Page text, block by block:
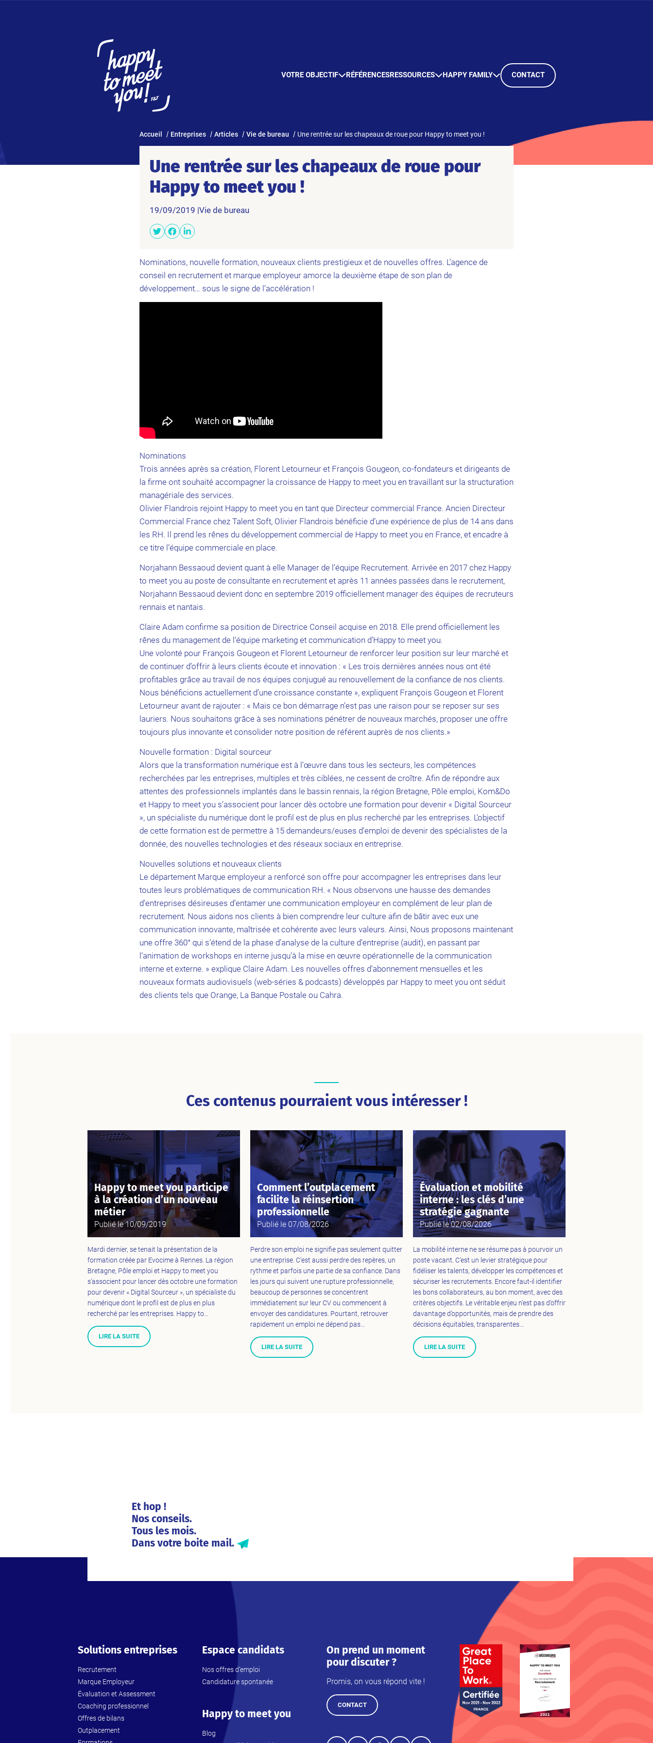
VOTRE OBJECTIF RÉFÉRENCESRESSOURCES HAPPY FAMILY CONTACT
Accueil Entreprises Articles Vie de bureau Une rentrée sur les chapeaux de roue pour Happy to meet you !
Une rentrée sur les chapeaux de roue pour
Happy to meet you !
19/09/2019 |Vie de bureau
Nominations, nouvelle formation, nouveaux clients prestigieux et de nouvelles offres. L’agence de
conseil en recrutement et marque employeur amorce la deuxième étape de son plan de
développement… sous le signe de l’accélération !
Nominations
Trois années après sa création, Florent Letourneur et François Gougeon, co-fondateurs et dirigeants de
la firme ont souhaité accompagner la croissance de Happy to meet you en travaillant sur la structuration
managériale des services.
Olivier Flandrois rejoint Happy to meet you en tant que Directeur commercial France. Ancien Directeur
Commercial France chez Talent Soft, Olivier Flandrois bénéficie d’une expérience de plus de 14 ans dans
les RH. Il prend les rênes du développement commercial de Happy to meet you en France, et encadre à
ce titre l’équipe commerciale en place.
Norjahann Bessaoud devient quant à elle Manager de l’équipe Recrutement. Arrivée en 2017 chez Happy
to meet you au poste de consultante en recrutement et après 11 années passées dans le recrutement,
Norjahann Bessaoud devient donc en septembre 2019 officiellement manager des équipes de recruteurs
rennais et nantais.
Claire Adam confirme sa position de Directrice Conseil acquise en 2018. Elle prend officiellement les
rênes du management de l’équipe marketing et communication d’Happy to meet you.
Une volonté pour François Gougeon et Florent Letourneur de renforcer leur position sur leur marché et
de continuer d’offrir à leurs clients écoute et innovation : « Les trois dernières années nous ont été
profitables grâce au travail de nos équipes conjugué au renouvellement de la confiance de nos clients.
Nous bénéficions actuellement d’une croissance constante », expliquent François Gougeon et Florent
Letourneur avant de rajouter : « Mais ce bon démarrage n’est pas une raison pour se reposer sur ses
lauriers. Nous souhaitons grâce à ses nominations pénétrer de nouveaux marchés, proposer une offre
toujours plus innovante et consolider notre position de référent auprès de nos clients.»
Nouvelle formation : Digital sourceur
Alors que la transformation numérique est à l’œuvre dans tous les secteurs, les compétences
recherchées par les entreprises, multiples et très ciblées, ne cessent de croître. Afin de répondre aux
attentes des professionnels implantés dans le bassin rennais, la région Bretagne, Pôle emploi, Kom&Do
et Happy to meet you s’associent pour lancer dès octobre une formation pour devenir « Digital Sourceur
», un spécialiste du numérique dont le profil est de plus en plus recherché par les entreprises. L’objectif
de cette formation est de permettre à 15 demandeurs/euses d’emploi de devenir des spécialistes de la
donnée, des nouvelles technologies et des réseaux sociaux en entreprise.
Nouvelles solutions et nouveaux clients
Le département Marque employeur a renforcé son offre pour accompagner les entreprises dans leur
toutes leurs problématiques de communication RH. « Nous observons une hausse des demandes
d’entreprises désireuses d’entamer une communication employeur en complément de leur plan de
recrutement. Nous aidons nos clients à bien comprendre leur culture afin de bâtir avec eux une
communication innovante, maîtrisée et cohérente avec leurs valeurs. Ainsi, Nous proposons maintenant
une offre 360° qui s’étend de la phase d’analyse de la culture d’entreprise (audit), en passant par
l’animation de workshops en interne jusqu’à la mise en œuvre opérationnelle de la communication
interne et externe. » explique Claire Adam. Les nouvelles offres d’abonnement mensuelles et les
nouveaux formats audiovisuels (web-séries & podcasts) développés par Happy to meet you ont séduit
des clients tels que Orange, La Banque Postale ou Cahra.
Ces contenus pourraient vous intéresser !
Happy to meet you participe
à la création d’un nouveau
métier
Publié le10/09/2019
Mardi dernier, se tenait la présentation de la
formation créée par Evocime à Rennes. La région
Bretagne, Pôle emploi et Happy to meet you
s’associent pour lancer dès octobre une formation
pour devenir « Digital Sourceur », un spécialiste du
numérique dont le profil est de plus en plus
recherché par les entreprises. Happy to…
LIRE LA SUITE
Comment l’outplacement
facilite la réinsertion
professionnelle
Publié le 07/08/2026
Perdre son emploi ne signifie pas seulement quitter
une entreprise. C’est aussi perdre des repères, un
rythme et parfois une partie de sa confiance. Dans
les jours qui suivent une rupture professionnelle,
beaucoup de personnes se concentrent
immédiatement sur leur CV ou commencent à
envoyer des candidatures. Pourtant, retrouver
rapidement un emploi ne dépend pas…
LIRE LA SUITE
Évaluation et mobilité
interne : les clés d’une
stratégie gagnante
Publié le02/08/2026
La mobilité interne ne se résume pas à pourvoir un
poste vacant. C’est un levier stratégique pour
fidéliser les talents, développer les compétences et
sécuriser les recrutements. Encore faut-il identifier
les bons collaborateurs, au bon moment, avec des
critères objectifs. Le véritable enjeu n’est pas d’offrir
davantage d’opportunités, mais de prendre des
décisions équitables, transparentes…
LIRE LA SUITE
Et hop !
Nos conseils.
Tous les mois.
Dans votre boite mail.
Solutions entreprises
Recrutement
Marque Employeur
Évaluation et Assessment
Coaching professionnel
Offres de bilans
Outplacement
Espace candidats
Nos offres d’emploi
Candidature spontanée
Happy to meet you
Blog
On prend un moment
pour discuter ?
Promis, on vous répond vite !
CONTACT